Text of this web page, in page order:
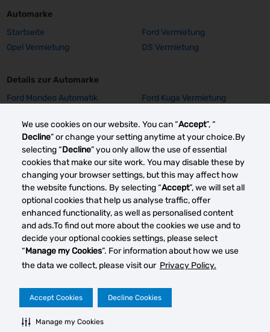
We use cookies on our website. You can “Accept”, “
Decline” or change your setting anytime at your choice.By
selecting “Decline” you only allow the use of essential
cookies that make our site work. You may disable these by
changing your browser settings, but this may affect how
the website functions. By selecting “Accept”, we will set all
optional cookies that help us analyse traffic, offer
enhanced functionality, as well as personalised content
and ads.To find out more about the cookies we use and to
decide your optional cookies settings, please select
“Manage my Cookies”. For information about how we use
the data we collect, please visit our Privacy Policy.
Accept Cookies Decline Cookies
Manage my Cookies
Automarke
Startseite
Ford Vermietung
Opel Vermietung
DS Vermietung
Details zur Automarke
Ford Mondeo Automatik
Ford Kuga Vermietung
Ford Focus SW Vermietung
Ford Focus GPS Vermietung
Ford Focus Aut. Vermietung
Ford Fiesta Vermietung
Opel Insignia Vermietung
Opel Corsa E Vermietung
Mehr sehen
Andere Autovermietung smärkte
2026 © DTG Operations, Inc. Alle Rechte vorbehalten
Datenschutz Rechtliche Hinweise